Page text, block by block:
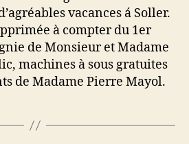
vacances á Soller.
à compter du 1er
de Monsieur et Madame
machines à sous gratuites
de Madame Pierre Mayol.